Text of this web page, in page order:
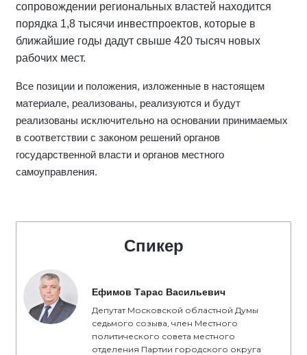
сопровождении региональных властей находится
порядка 1,8 тысячи инвестпроектов, которые в
ближайшие годы дадут свыше 420 тысяч новых
рабочих мест.
Все позиции и положения, изложенные в настоящем
материале, реализованы, реализуются и будут
реализованы исключительно на основании принимаемых
в соответствии с законом решений органов
государственной власти и органов местного
самоуправления.
Спикер
Ефимов Тарас Васильевич
Депутат Московской областной Думы
седьмого созыва, член Местного
политического совета местного
отделения Партии городского округа